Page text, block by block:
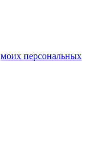
моих персональных